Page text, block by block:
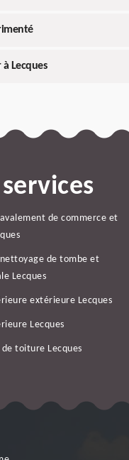
Lecques
de commerce et
de tombe et
Lecques
extérieure Lecques
Lecques
de toiture Lecques